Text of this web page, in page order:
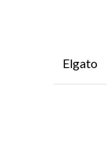
Elgato